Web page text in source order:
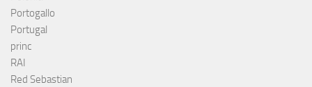
Portogallo
Portugal
princ
RAI
Red Sebastian